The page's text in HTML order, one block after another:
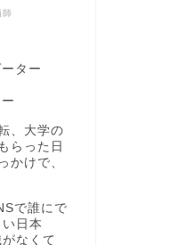
ター
、大学の
らった日
かけで、
で誰にで
日本
なくて